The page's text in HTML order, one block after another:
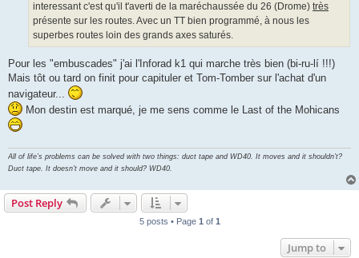
interessant c'est qu'il t'averti de la maréchaussée du 26 (Drome) très
présente sur les routes. Avec un TT bien programmé, à nous les
superbes routes loin des grands axes saturés.
Pour les "embuscades" j'ai l'Inforad k1 qui marche très bien (bi-ru-lí !!!)
Mais tôt ou tard on finit pour capituler et Tom-Tomber sur l'achat d'un
navigateur...
Mon destin est marqué, je me sens comme le Last of the Mohicans
All of life’s problems can be solved with two things: duct tape and WD40. It moves and it shouldn’t?
Duct tape. It doesn’t move and it should? WD40.
Post Reply
5 posts • Page 1 of 1
Jump to